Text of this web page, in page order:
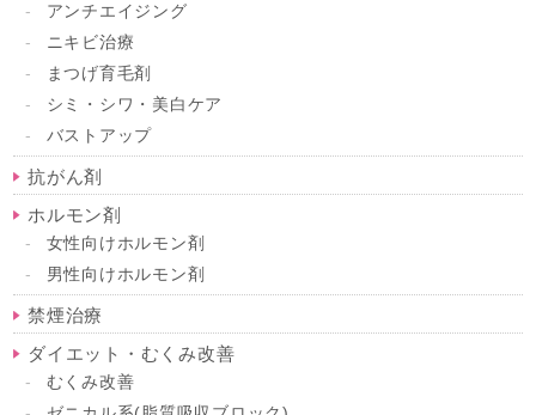
アンチエイジング
ニキビ治療
まつげ育毛剤
シミ・シワ・美白ケア
バストアップ
抗がん剤
ホルモン剤
女性向けホルモン剤
男性向けホルモン剤
禁煙治療
ダイエット・むくみ改善
むくみ改善